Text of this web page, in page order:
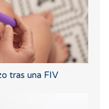
tras una FIV